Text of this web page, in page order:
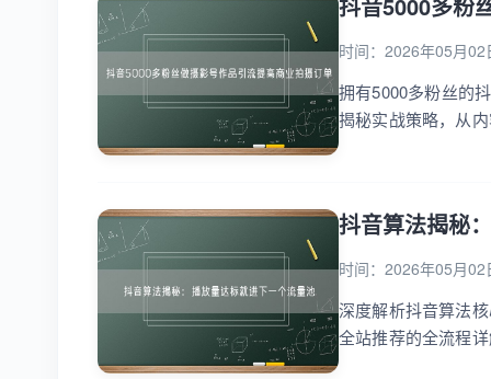
时间：2026年05月02
拥有5000多粉丝的
揭秘实战策略，从
抖音算法揭秘
时间：2026年05月02
深度解析抖音算法
全站推荐的全流程